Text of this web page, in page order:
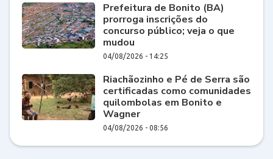
Prefeitura de Bonito (BA)
prorroga inscrições do
concurso público; veja o que
mudou
04/08/2026 - 14:25
Riachãozinho e Pé de Serra são
certificadas como comunidades
quilombolas em Bonito e
Wagner
04/08/2026 - 08:56